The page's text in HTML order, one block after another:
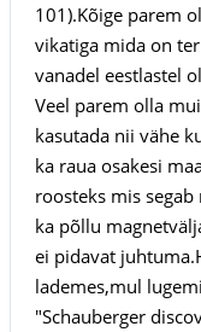
101).Kõige parem
vikatiga mida on
vanadel eestlastel
Veel parem olla
kasutada nii vähe
ka raua osakesi
roosteks mis
ka põllu
ei pidavat
lademes,mul
"Schauberger